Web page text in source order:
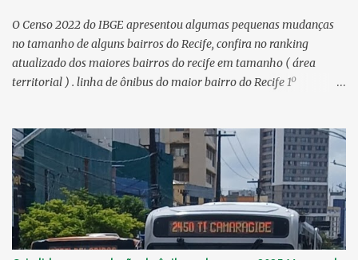
O Censo 2022 do IBGE apresentou algumas pequenas mudanças
no tamanho de alguns bairros do Recife, confira no ranking
atualizado dos maiores bairros do recife em tamanho ( área
territorial ) . linha de ônibus do maior bairro do Recife 1º
Curado 7,98 km² 5º Boa Viagem 7,76 km² > no Censo 2010 : 7,53
km² 6º Imbiribeira 6,65 km² > no Censo 2010 : 6,66 km² 7º Pina
6,29 km² 8º Dois Irmãos 5,85 km² 9º Barro 4,54 km² 10º Iputinga
4,33 km² > no Censo 2010 : 4,34 km² 11º Cohab 4,33 km² > no
Censo 2010: 4,26 km² 12º Passarinho 4,06 km² 13º Santo Amaro
3,80 km² 14º Afogados 3,69 km² 15º Cordeiro 3,40 km² 16º São José
3,26 km² 17º Dois Unidos 3,12 km² 18...